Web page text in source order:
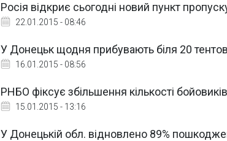
Росія відкриє сьогодні новий пункт
22.01.2015 - 08:46
У Донецьк щодня прибувають біля 20
16.01.2015 - 08:56
РНБО фіксує збільшення кількості бойовиків
15.01.2015 - 13:16
У Донецькій обл. відновлено 89%